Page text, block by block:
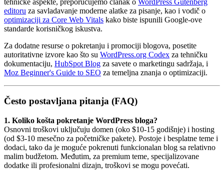
tehničke aspekte, preporučujemo članak o WordPress Gutenberg
editoru za savladavanje moderne alatke za pisanje, kao i vodič o
optimizaciji za Core Web Vitals kako biste ispunili Google-ove
standarde korisničkog iskustva.
Za dodatne resurse o pokretanju i promociji blogova, posetite
autoritativne izvore kao što su WordPress.org Codex za tehničku
dokumentaciju, HubSpot Blog za savete o marketingu sadržaja, i
Moz Beginner's Guide to SEO za temeljna znanja o optimizaciji.
Često postavljana pitanja (FAQ)
1. Koliko košta pokretanje WordPress bloga?
Osnovni troškovi uključuju domen (oko $10-15 godišnje) i hosting
(od $3-10 mesečno za početničke pakete). Postoje i besplatne teme i
dodaci, tako da je moguće pokrenuti funkcionalan blog sa relativno
malim budžetom. Međutim, za premium teme, specijalizovane
dodatke ili profesionalni dizajn, troškovi se mogu povećati.